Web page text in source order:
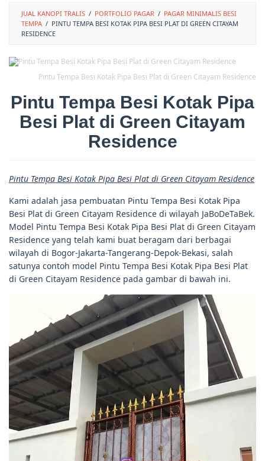
JUAL KANOPI TRALIS / PORTFOLIO PAGAR / PAGAR MINIMALIS BESI
TEMPA / PINTU TEMPA BESI KOTAK PIPA BESI PLAT DI GREEN CITAYAM
RESIDENCE
Pintu Tempa Besi Kotak Pipa Besi Plat di Green Citayam Residence
Pintu Tempa Besi Kotak Pipa
Besi Plat di Green Citayam
Residence
Pintu Tempa Besi Kotak Pipa Besi Plat di Green Citayam Residence
Kami adalah jasa pembuatan Pintu Tempa Besi Kotak Pipa
Besi Plat di Green Citayam Residence di wilayah JaBoDeTaBek.
Model Pintu Tempa Besi Kotak Pipa Besi Plat di Green Citayam
Residence yang telah kami buat beragam dari berbagai
wilayah di Bogor-Jakarta-Tangerang-Depok-Bekasi, salah
satunya contoh model Pintu Tempa Besi Kotak Pipa Besi Plat
di Green Citayam Residence pada gambar di bawah ini.